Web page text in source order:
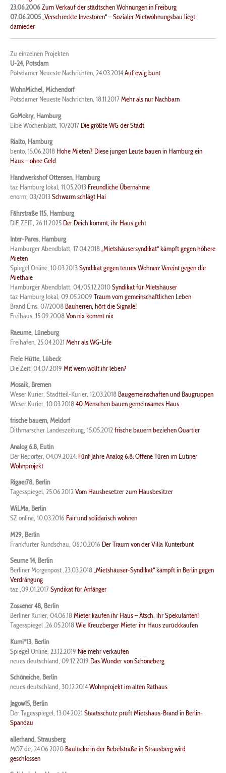
23.06.2006Zum Verkauf der städtschen Wohnungen in Freiburg
07.06.2005 „Verschreckte Investoren“ – Sozialer Mietwohnungsbau liegt
darnieder
Zu einzelnen Projekten
U-24, Potsdam
Potsdamer Neueste Nachrichten, 24.03.2014Auf ewig bunt
WohnMichel, Michendorf
Potsdamer Neueste Nachrichten, 18.11.2017Mehr als nur Nachbarn
GoMokry, Hamburg
Elbe Wochenblatt, 10/2017 Die größte WG der Stadt
Rialto, Hamburg
bento, 15.06.2018 Hohe Mieten? Diese jungen Leute bauen in Hamburg ein
Haus – ohne Geld
Handwerkshof Ottensen, Hamburg
taz Hamburg lokal, 11.05.2013 Freundliche Übernahme
enorm, 03/2013Schwarm schlägt Hai
Fährstraße 115, Hamburg
DIE ZEIT, 26.11.2025 Der Deich kommt, ihr Haus geht
Inter-Pares, Hamburg
Hamburger Abendblatt, 17.04.2018„Mietshäusersyndikat“ kämpft gegen höhere
Mieten
Spiegel Online, 10.03.2013Syndikat gegen teures Wohnen: Vereint gegen die
Miethaie
Hamburger Abendblatt, 04./05.12.2010Syndikat für Mietshäuser
taz Hamburg lokal, 09.05.2009 Traum vom gemeinschaftlichen Leben
Brand Eins, 07/2008 Bauherren, hört die Signale!
Freihaus, 15.09.2008Von nix kommt nix
Raeume, Lüneburg
Freihafen, 25.04.2021 Mehr als WG-Life
Freie Hütte, Lübeck
Die Zeit, 04.07.2019 Mit wem wollt ihr leben?
Mosaik, Bremen
Weser Kurier, Stadtteil-Kurier, 12.03.2018 Baugemeinschaften und Baugruppen
Weser Kurier, 10.03.201840 Menschen bauen gemeinsames Haus
frische bauern, Meldorf
Dithmarscher Landeszeitung, 15.05.2012frische bauern beziehen Quartier
Analog 6.8, Eutin
Der Reporter, 04.09.2024: Fünf Jahre Analog 6.8: Offene Türen im Eutiner
Wohnprojekt
Rigaer78, Berlin
Tagesspiegel, 25.06.2012Vom Hausbesetzer zum Hausbesitzer
WiLMa, Berlin
SZ online, 10.03.2016 Fair und solidarisch wohnen
M29, Berlin
Frankfurter Rundschau, 06.10.2016 Der Traum von der Villa Kunterbunt
Seume 14, Berlin
Berliner Morgenpost ,23.03.2018„Mietshäuser-Syndikat“ kämpft in Berlin gegen
Verdrängung
taz ,09.01.2017Syndikat für Anfänger
Zossener 48, Berlin
Berliner Kurier, 04.06.18Mieter kaufen ihr Haus – Ätsch, ihr Spekulanten!
Tagesspiegel ,26.05.2018Wie Kreuzberger Mieter ihr Haus zurückkaufen
Kumi*13, Berlin
Spiegel Online, 23.12.2019 Nie mehr verkaufen
neues deutschland, 09.12.2019 Das Wunder von Schöneberg
Schöneiche, Berlin
neues deutschland, 30.12.2014Wohnprojekt im alten Rathaus
Jagow15, Berlin
Der Tagesspiegel, 13.04.2021 Staatsschutz prüft Mietshaus-Brand in Berlin-
Spandau
allerhand, Strausberg
MOZ.de, 24.06.2020 Baulücke in der Bebelstraße in Strausberg wird
geschlossen